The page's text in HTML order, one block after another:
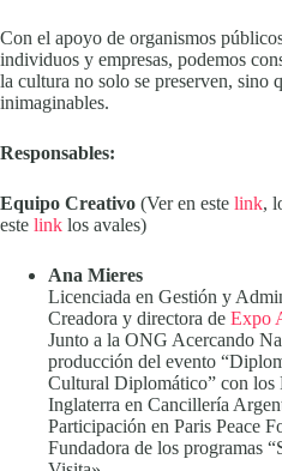
Con el apoyo de organismos
individuos y empresas, podemos
la cultura no solo se preserven, sino
inimaginables.
Responsables:
Equipo Creativo (Ver en este link,
este link los avales)
Ana Mieres
Licenciada en Gestión y
Creadora y directora de Expo
Junto a la ONG Acercando
producción del evento
Cultural Diplomático” con los
Inglaterra en Cancillería
Participación en Paris Peace
Fundadora de los programas